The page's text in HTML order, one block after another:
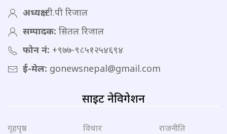
अध्यक्ष:टी.पी रिजाल
सम्पादक: सितल रिजाल
फोन नं: +९७७-९८५१२५४६९४
ई-मेल: gonewsnepal@gmail.com
साइट नेविगेशन
गृहपृष्ठ
विचार
राजनीति